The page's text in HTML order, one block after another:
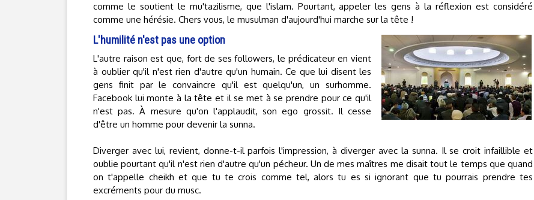
comme le soutient le mu'tazilisme, que l'islam. Pourtant, appeler les gens à la réflexion est considéré
comme une hérésie. Chers vous, le musulman d'aujourd'hui marche sur la tête !
L'humilité n'est pas une option
L'autre raison est que, fort de ses followers, le prédicateur en vient
à oublier qu'il n'est rien d'autre qu'un humain. Ce que lui disent les
gens finit par le convaincre qu'il est quelqu'un, un surhomme.
Facebook lui monte à la tête et il se met à se prendre pour ce qu'il
n'est pas. À mesure qu'on l'applaudit, son ego grossit. Il cesse
d'être un homme pour devenir la sunna.
Diverger avec lui, revient, donne-t-il parfois l'impression, à diverger avec la sunna. Il se croit infaillible et
oublie pourtant qu'il n'est rien d'autre qu'un pécheur. Un de mes maîtres me disait tout le temps que quand
on t'appelle cheikh et que tu te crois comme tel, alors tu es si ignorant que tu pourrais prendre tes
excréments pour du musc.